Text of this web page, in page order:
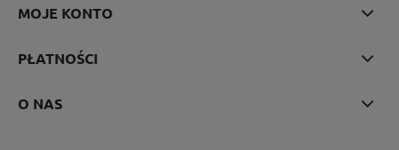
MOJE KONTO
PŁATNOŚCI
O NAS